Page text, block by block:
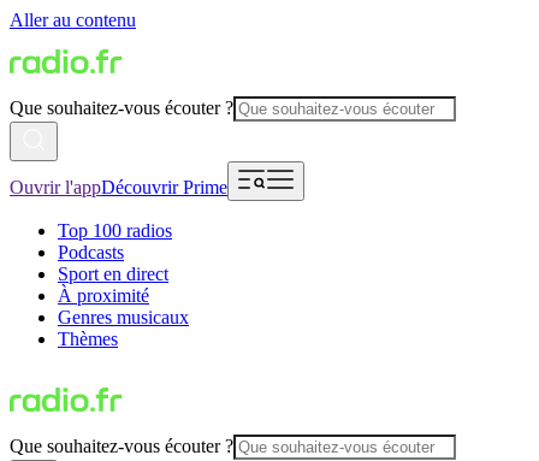
Aller au contenu
Que souhaitez-vous écouter ?
Ouvrir l'appDécouvrir Prime
Top 100 radios
Podcasts
Sport en direct
À proximité
Genres musicaux
Thèmes
Que souhaitez-vous écouter ?